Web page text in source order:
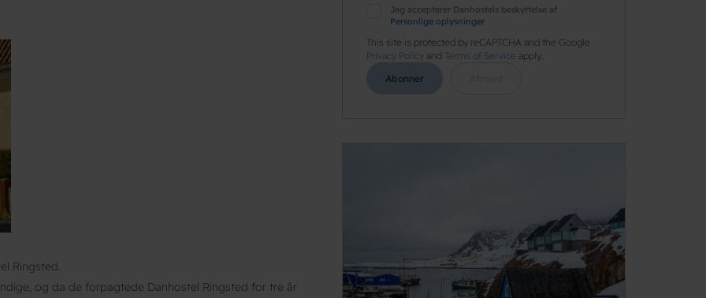
Ringsted.
og da de forpagtede Danhostel Ringsted for tre år
Jeg accepterer Danhostels beskyttelse af
Personlige oplysninger
This site is protected by reCAPTCHA and the Google
Privacy Policy and Terms of Service apply.
Abonner